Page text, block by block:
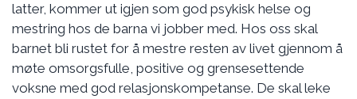
latter, kommer ut igjen som god psykisk helse og
mestring hos de barna vi jobber med. Hos oss skal
barnet bli rustet for å mestre resten av livet gjennom å
møte omsorgsfulle, positive og grensesettende
voksne med god relasjonskompetanse. De skal leke